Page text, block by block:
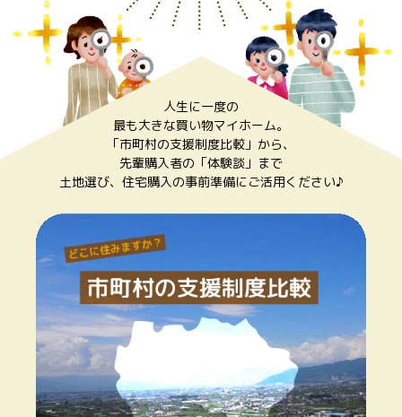
人生に一度の
最も大きな買い物マイホーム。
「市町村の支援制度比較」から、
先輩購入者の「体験談」まで
土地選び、住宅購入の事前準備にご活用ください♪